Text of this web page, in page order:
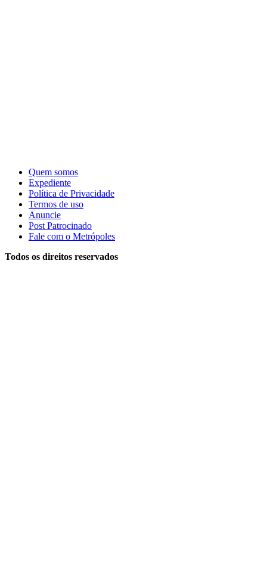
Quem somos
Expediente
Política de Privacidade
Termos de uso
Anuncie
Post Patrocinado
Fale com o Metrópoles
Todos os direitos reservados